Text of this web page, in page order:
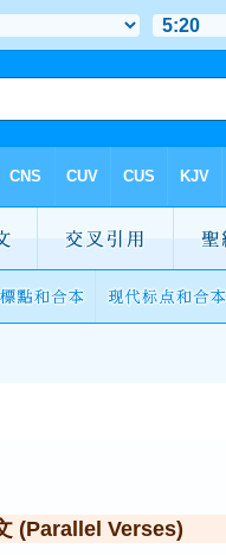
(Parallel Verses)